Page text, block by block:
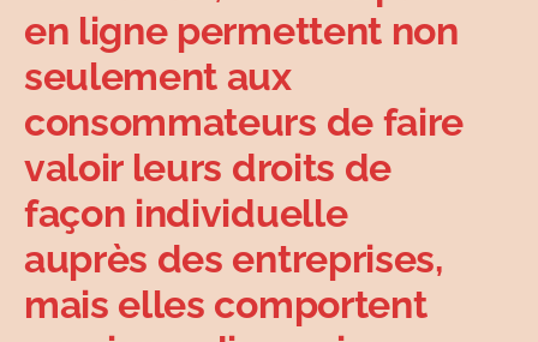
en ligne permettent non
seulement aux
consommateurs de faire
valoir leurs droits de
façon individuelle
auprès des entreprises,
mais elles comportent